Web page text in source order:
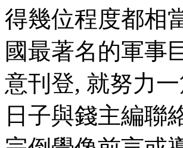
得幾位程度都相
國最著名的軍事
意刊登, 就努力
日子與錢主編聯